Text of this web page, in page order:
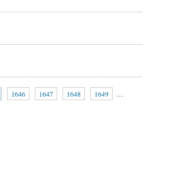
1646 1647 1648 1649
…